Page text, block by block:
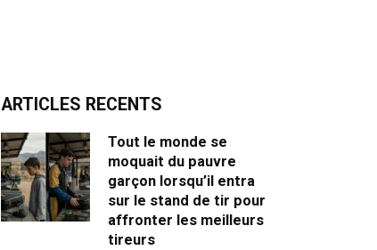
ARTICLES RECENTS
Tout le monde se
moquait du pauvre
garçon lorsqu’il entra
sur le stand de tir pour
affronter les meilleurs
tireurs